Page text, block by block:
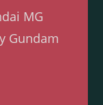
MG
Gundam